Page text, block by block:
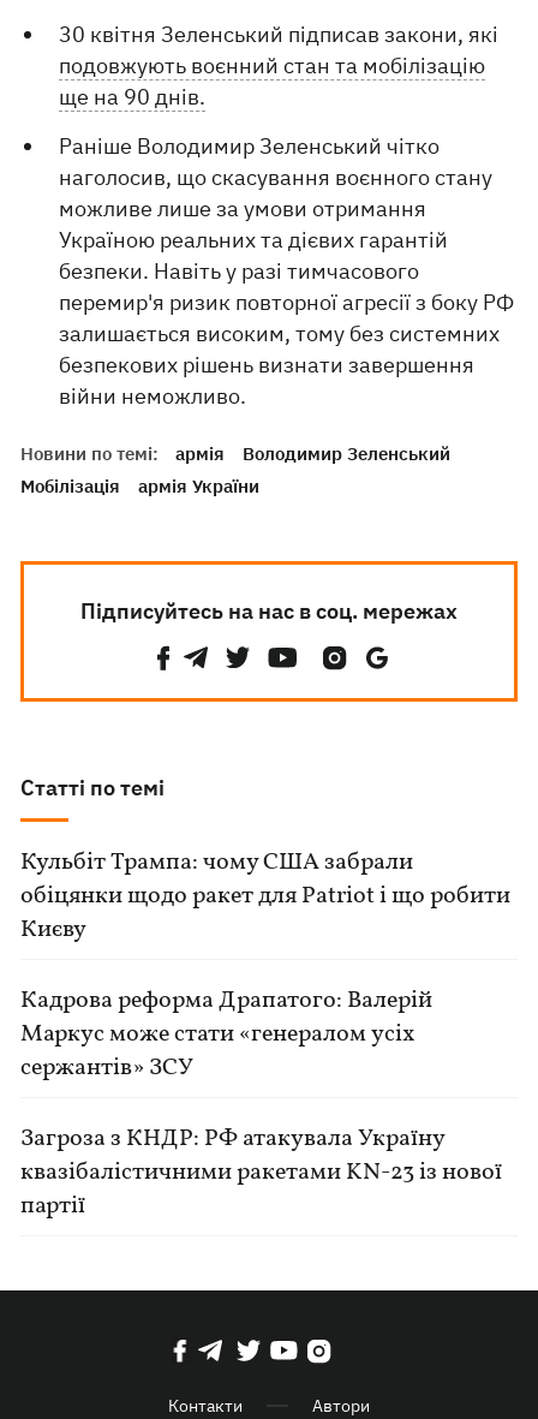
30 квітня Зеленський підписав закони, які
подовжують воєнний стан та мобілізацію
ще на 90 днів.
Раніше Володимир Зеленський чітко
наголосив, що скасування воєнного стану
можливе лише за умови отримання
Україною реальних та дієвих гарантій
безпеки. Навіть у разі тимчасового
перемир'я ризик повторної агресії з боку РФ
залишається високим, тому без системних
безпекових рішень визнати завершення
війни неможливо.
Новини по темі: армія
Володимир Зеленський
Мобілізація
армія України
Підписуйтесь на нас в соц. мережах
Статті по темі
Кульбіт Трампа: чому США забрали
обіцянки щодо ракет для Patriot і що робити
Києву
Кадрова реформа Драпатого: Валерій
Маркус може стати «генералом усіх
сержантів» ЗСУ
Загроза з КНДР: РФ атакувала Україну
квазібалістичними ракетами KN-23 із нової
партії
Контакти Автори